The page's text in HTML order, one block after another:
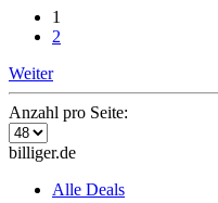
1
2
Weiter
Anzahl pro Seite:
billiger.de
Alle Deals